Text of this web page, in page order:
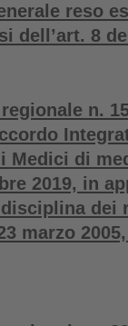
reso
dell’art. 8
n.
di
2019, in
dei
marzo